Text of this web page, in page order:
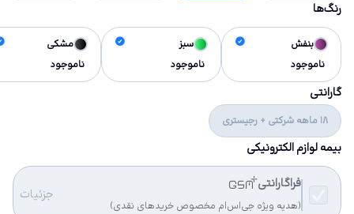
رنگ‌ها
بنفش
ناموجود
سبز
ناموجود
مشکی
ناموجود
گارانتی
18 ماهه شرکتی + رجیستری
بیمه لوازم الکترونیکی
فراگارانتی
(هدیه ویژه جی‌اس‌ام مخصوص خریدهای نقدی)
جزئیات